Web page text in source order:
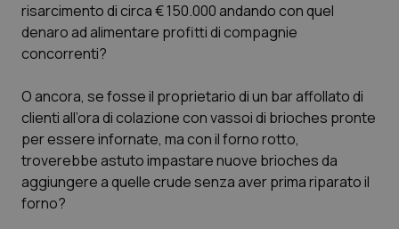
Liguria
Lombardia
Marche
Molise
Piemonte
Disturbi dell’umore
Dolore
Donna & Salute
Epatiti
HIV
risarcimento di circa € 150.000 andando con quel
denaro ad alimentare profitti di compagnie
concorrenti?
O ancora, se fosse il proprietario di un bar affollato di
clienti all’ora di colazione con vassoi di brioches pronte
per essere infornate, ma con il forno rotto,
troverebbe astuto impastare nuove brioches da
aggiungere a quelle crude senza aver prima riparato il
forno?